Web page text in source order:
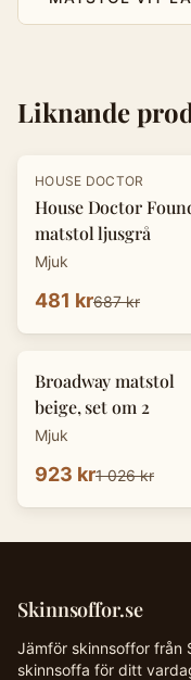
Liknande
-30 %
HOUSE DOCTOR
House Doctor
matstol ljusgrå
Mjuk
481 kr687 kr
-10
Broadway matstol
beige, set om 2
Mjuk
923 kr1 026 kr
Skinnsoffor.se
Jämför skinnsoffor från
skinnsoffa för ditt